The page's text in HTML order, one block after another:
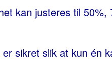
kan justeres til 50%,
sikret slik at kun én